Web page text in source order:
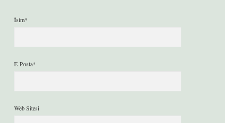
İsim*
E-Posta*
Web Sitesi